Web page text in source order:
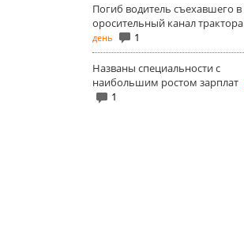
Погиб водитель съехавшего в
оросительный канал трактора
день
1
Названы специальности с
наибольшим ростом зарплат
1